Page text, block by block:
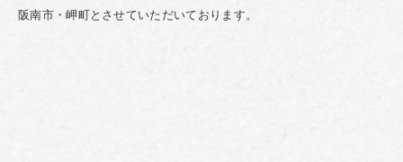
阪南市・岬町とさせていただいております。